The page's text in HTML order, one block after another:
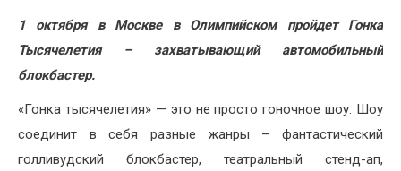
Хобби
Красота
Недвижимость
1 октября в Москве в Олимпийском пройдет Гонка
Тысячелетия – захватывающий автомобильный
блокбастер.
«Гонка тысячелетия» — это не просто гоночное шоу. Шоу
соединит в себя разные жанры – фантастический
голливудский блокбастер, театральный стенд-ап,